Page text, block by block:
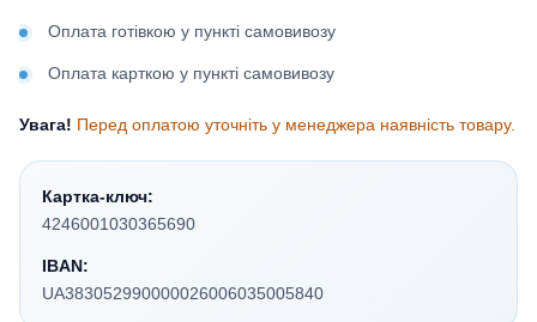
Оплата готівкою у пункті самовивозу
Оплата карткою у пункті самовивозу
Увага! Перед оплатою уточніть у менеджера наявність товару.
Картка-ключ:
4246001030365690
IBAN:
UA383052990000026006035005840